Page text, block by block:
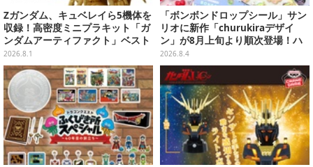
Zガンダム、キュベレイら5機体を
収録！高密度ミニプラキット「ガ
ンダムアーティファクト」ベスト
セレクションが10月発売
2026.8.1
「ボンボンドロップシール」サン
リオに新作「churukiraデザイ
ン」が8月上旬より順次登場！ハ
ローキティ、はぴだんぶいなど全
8種類
2026.8.4